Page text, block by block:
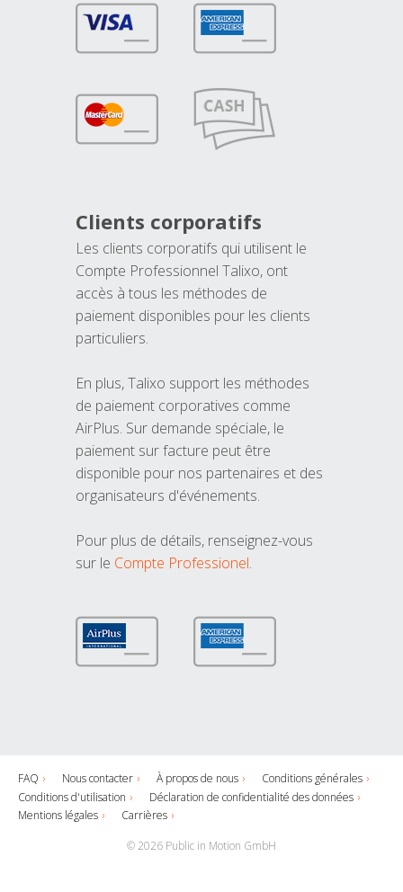
Clients corporatifs
Les clients corporatifs qui utilisent le
Compte Professionnel Talixo, ont
accès à tous les méthodes de
paiement disponibles pour les clients
particuliers.
En plus, Talixo support les méthodes
de paiement corporatives comme
AirPlus. Sur demande spéciale, le
paiement sur facture peut être
disponible pour nos partenaires et des
organisateurs d'événements.
Pour plus de détails, renseignez-vous
sur le Compte Professionel.
FAQ Nous contacter À propos de nous
Conditions générales
Conditions d'utilisation
Déclaration de confidentialité des données
Mentions légales
Carrières
© 2026 Public in Motion GmbH